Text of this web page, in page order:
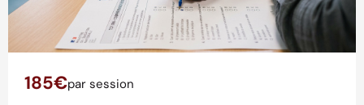
185€par session